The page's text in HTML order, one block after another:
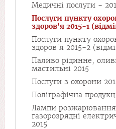
Медичні послуги -
Послуги пункту
здоров'я 2015-1
Послуги пункту
здоров'я 2015-2
Паливо рідинне,
мастильні 2015
Послуги з охорони
Поліграфічна
Лампи
газорозрядні
2015